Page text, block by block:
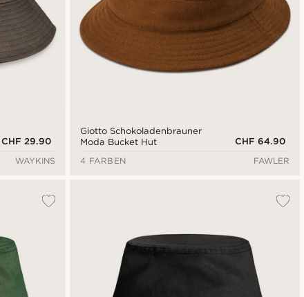
CHF 29.90
WAYKINS
Giotto Schokoladenbrauner
Moda Bucket Hut
CHF 64.90
4 FARBEN
FAWLER